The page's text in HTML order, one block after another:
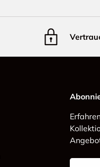
E-Mail